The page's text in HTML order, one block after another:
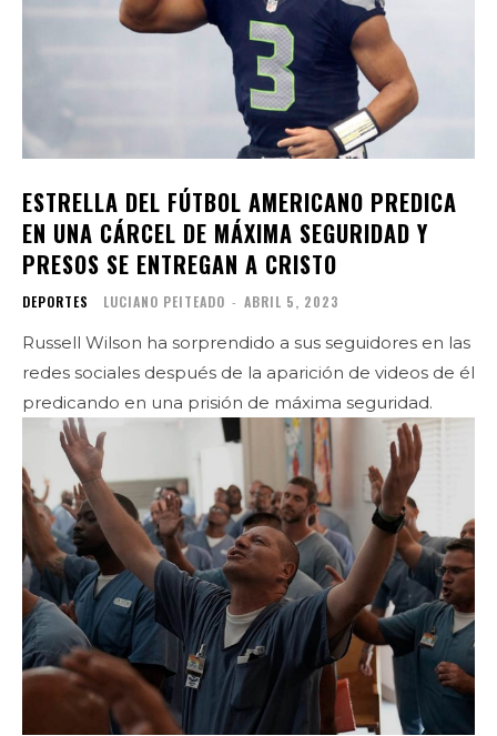
ESTRELLA DEL FÚTBOL AMERICANO PREDICA
EN UNA CÁRCEL DE MÁXIMA SEGURIDAD Y
PRESOS SE ENTREGAN A CRISTO
DEPORTES LUCIANO PEITEADO - ABRIL 5, 2023
Russell Wilson ha sorprendido a sus seguidores en las
redes sociales después de la aparición de videos de él
predicando en una prisión de máxima seguridad.